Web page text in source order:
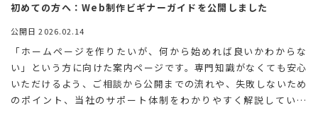
初めての方へ：Web制作ビギナーガイドを公開しました
公開日 2026.02.14
「ホームページを作りたいが、何から始めれば良いかわからな
い」という方に向けた案内ページです。専門知識がなくても安心
いただけるよう、ご相談から公開までの流れや、失敗しないため
のポイント、当社のサポート体制をわかりやすく解説していま